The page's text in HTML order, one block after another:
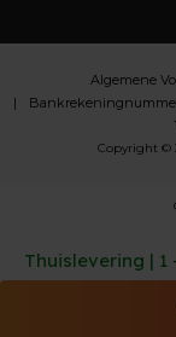
Thuislevering | 1
Algemene
Copyright ©